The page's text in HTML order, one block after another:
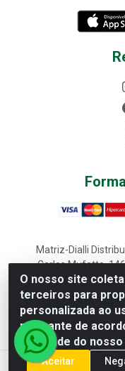
O nosso site
terceiros para
personalizada ao
relevante de
qualidade do
Aceitar
Matriz-Dialli
Carlos Mufatto,
86187-025
Filial-Dialli
Saquarema, 1241 -
643 -